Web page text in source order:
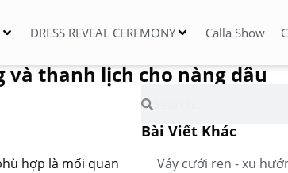
DRESS REVEAL CEREMONY Calla Show
và thanh lịch cho nàng dâu
hợp là mối quan
Bài Viết Khác
Váy cưới ren - xu